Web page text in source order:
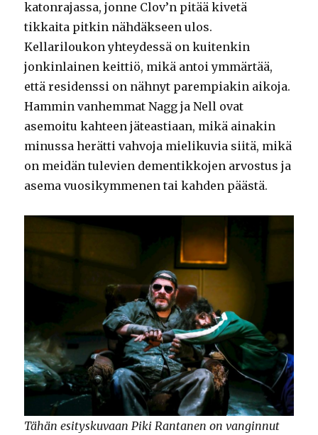
katonrajassa, jonne Clov’n pitää kivetä
tikkaita pitkin nähdäkseen ulos.
Kellariloukon yhteydessä on kuitenkin
jonkinlainen keittiö, mikä antoi ymmärtää,
että residenssi on nähnyt parempiakin aikoja.
Hammin vanhemmat Nagg ja Nell ovat
asemoitu kahteen jäteastiaan, mikä ainakin
minussa herätti vahvoja mielikuvia siitä, mikä
on meidän tulevien dementikkojen arvostus ja
asema vuosikymmenen tai kahden päästä.
Tähän esityskuvaan Piki Rantanen on vanginnut